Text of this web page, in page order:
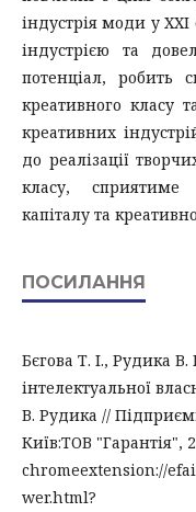
індустрія моди у ХХІ
індустрією та
потенціал, робить
креативного класу
креативних
до реалізації
класу, сприятиме
капіталу та
ПОСИЛАННЯ
Бєгова Т. І., Рудика
інтелектуальної
В. Рудика //
Київ:ТОВ "Гарантія",
chromeextension://
wer.html?